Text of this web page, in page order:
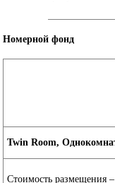
Номерной фонд
Twin Room,
Стоимость размещения